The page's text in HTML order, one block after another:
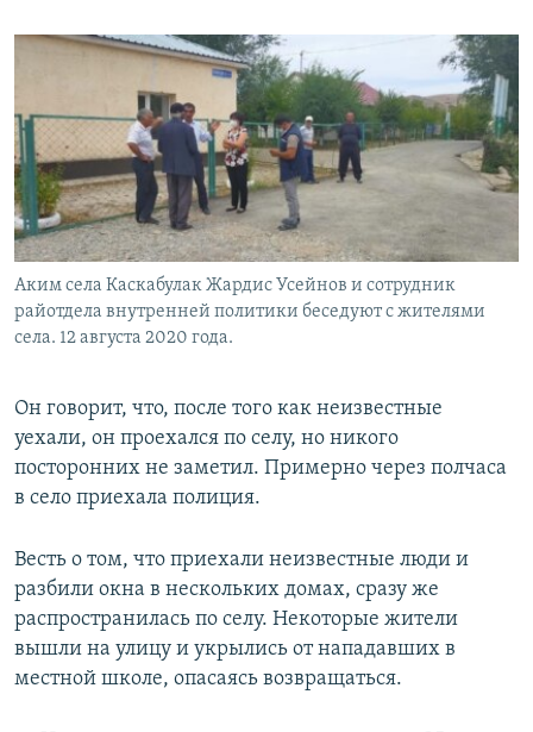
Аким села Каскабулак Жардис Усейнов и сотрудник
райотдела внутренней политики беседуют с жителями
села. 12 августа 2020 года.
Он говорит, что, после того как неизвестные
уехали, он проехался по селу, но никого
посторонних не заметил. Примерно через полчаса
в село приехала полиция.
Весть о том, что приехали неизвестные люди и
разбили окна в нескольких домах, сразу же
распространилась по селу. Некоторые жители
вышли на улицу и укрылись от нападавших в
местной школе, опасаясь возвращаться.